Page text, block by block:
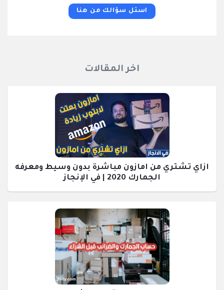
اسئل سؤالك من هنا
اخر المقالات
ازاي تشتري من امازون مباشرة بدون وسيط ومعرفه
الجمارك 2020 | في الإنجاز